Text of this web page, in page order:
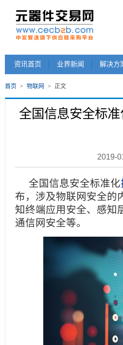
资讯首页 业界新闻 解决方
首页 > 物联网 > 正文
全国信息安全标
2019-
全国信息安全标准化
布，涉及物联网安全的
知终端应用安全、感知
通信网安全等。